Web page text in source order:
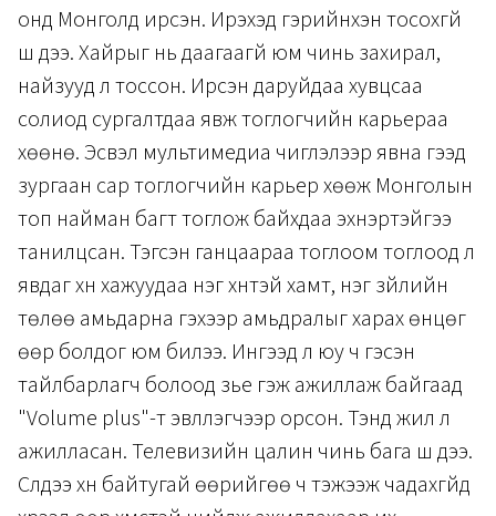
онд Монголд ирсэн. Ирэхэд гэрийнхэн тосохгүй
шүү дээ. Хайрыг нь даагаагүй юм чинь захирал,
найзууд л тоссон. Ирсэн даруйдаа хувцсаа
солиод сургалтдаа явж тоглогчийн карьераа
хөөнө. Эсвэл мультимедиа чиглэлээр явна гээд
зургаан сар тоглогчийн карьер хөөж Монголын
топ найман багт тоглож байхдаа эхнэртэйгээ
танилцсан. Тэгсэн ганцаараа тоглоом тоглоод л
явдаг хүн хажуудаа нэг хүнтэй хамт, нэг зүйлийн
төлөө амьдарна гэхээр амьдралыг харах өнцөг
өөр болдог юм билээ. Ингээд л юу ч гэсэн
тайлбарлагч болоод үзье гэж ажиллаж байгаад
"Volume plus"-т эвлүүлэгчээр орсон. Тэнд жил л
ажилласан. Телевизийн цалин чинь бага шүү дээ.
Сүүлдээ хүн байтугай өөрийгөө ч тэжээж чадахгүйд